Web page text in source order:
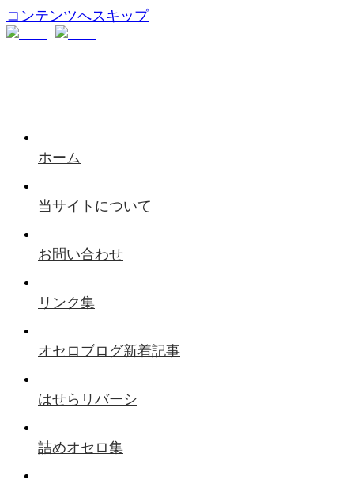
コンテンツへスキップ
ホーム
当サイトについて
お問い合わせ
リンク集
オセロブログ新着記事
はせらリバーシ
詰めオセロ集